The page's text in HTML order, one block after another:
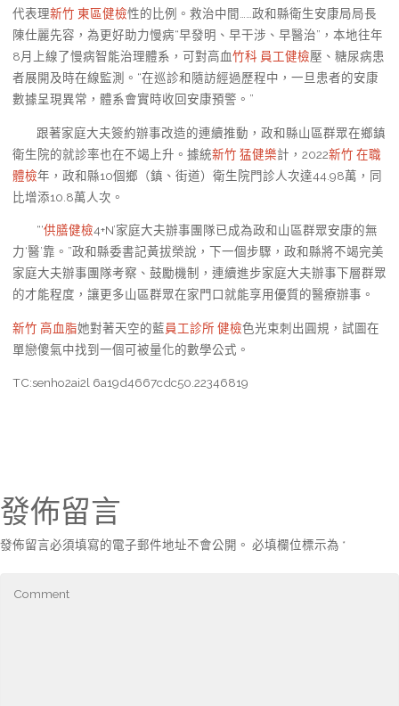
代表理新竹 東區健檢性的比例。救治中間……政和縣衛生安康局局長
陳仕麗先容，為更好助力慢病“早發明、早干涉、早醫治”，本地往年
8月上線了慢病智能治理體系，可對高血竹科 員工健檢壓、糖尿病患
者展開及時在線監測。“在巡診和隨訪經過歷程中，一旦患者的安康
數據呈現異常，體系會實時收回安康預警。”
跟著家庭大夫簽約辦事改造的連續推動，政和縣山區群眾在鄉鎮
衛生院的就診率也在不竭上升。據統新竹 猛健樂計，2022新竹 在職
體檢年，政和縣10個鄉（鎮、街道）衛生院門診人次達44.98萬，同
比增添10.8萬人次。
“‘供膳健檢4+N’家庭大夫辦事團隊已成為政和山區群眾安康的無
力‘醫’靠。”政和縣委書記黃拔榮說，下一個步驟，政和縣將不竭完美
家庭大夫辦事團隊考察、鼓勵機制，連續進步家庭大夫辦事下層群眾
的才能程度，讓更多山區群眾在家門口就能享用優質的醫療辦事。
新竹 高血脂她對著天空的藍員工診所 健檢色光束刺出圓規，試圖在
單戀傻氣中找到一個可被量化的數學公式。
TC:senho2ai2l 6a19d4667cdc50.22346819
發佈留言
發佈留言必須填寫的電子郵件地址不會公開。 必填欄位標示為 *